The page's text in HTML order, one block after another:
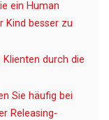
ein Human
Kind besser zu
Klienten durch die
Sie häufig bei
Releasing-